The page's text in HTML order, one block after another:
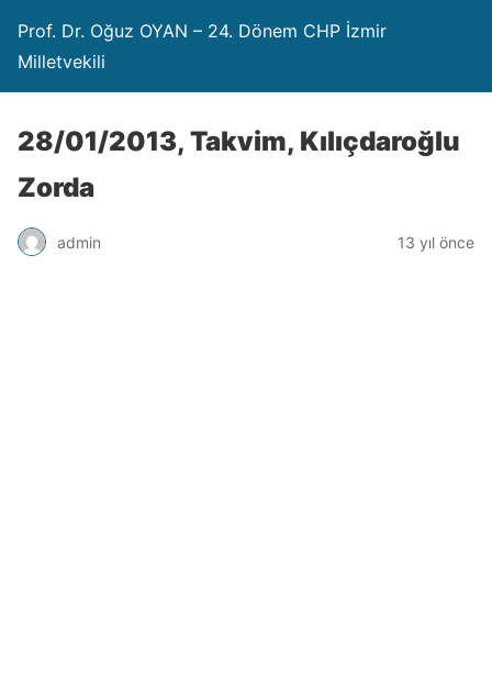
Prof. Dr. Oğuz OYAN – 24. Dönem CHP İzmir
Milletvekili
28/01/2013, Takvim, Kılıçdaroğlu
Zorda
admin 13 yıl önce